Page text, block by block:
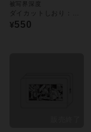
被写界深度
¥550